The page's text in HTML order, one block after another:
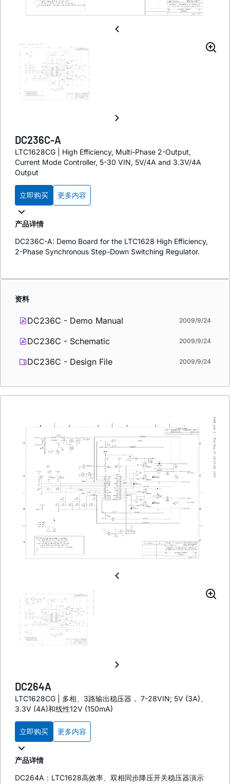
DC236C-A
LTC1628CG | High Efficiency, Multi-Phase 2-Output,
Current Mode Controller, 5-30 VIN, 5V/4A and 3.3V/4A
Output
立即购买 更多内容
产品详情
DC236C-A: Demo Board for the LTC1628 High Efficiency,
2-Phase Synchronous Step-Down Switching Regulator.
资料
DC236C - Demo Manual 2009/9/24
DC236C - Schematic 2009/9/24
DC236C - Design File 2009/9/24
DC264A
LTC1628CG | 多相、3路输出稳压器， 7-28VIN; 5V (3A)、
3.3V (4A)和线性12V (150mA)
立即购买 更多内容
产品详情
DC264A：LTC1628高效率、双相同步降压开关稳压器演示